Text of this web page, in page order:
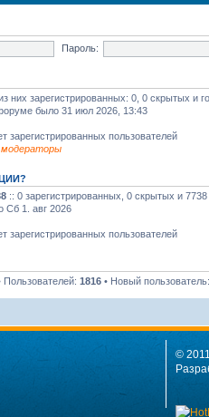
Пароль:
из них зарегистрированных: 0, 0 скрытых и
было 31 июл 2026, 13:43
зарегистрированных пользователей
модераторы
:: 0 зарегистрированных, 0 скрытых и
Сб 1. авг 2026
зарегистрированных пользователей
Пользователей: 1816 • Новый пользователь:
©